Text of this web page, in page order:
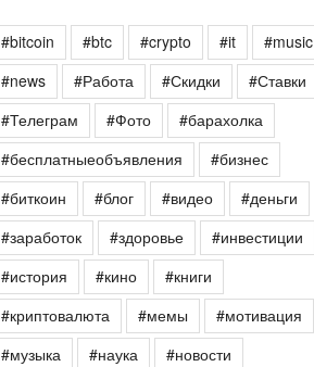
#bitcoin #btc #crypto #it
#music
#news
#Работа #Скидки
#Ставки
#Телеграм
#Фото
#барахолка
#бесплатныеобъявления
#бизнес
#биткоин
#блог #видео
#деньги
#заработок
#здоровье
#инвестиции
#история
#кино
#книги
#криптовалюта
#мемы
#мотивация
#музыка
#наука
#новости